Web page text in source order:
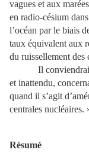
vagues et aux
en radio-césium
l’océan par le biais
taux équivalent aux
du ruissellement des
Il conviendrait de
et inattendu,
quand il s’agit
centrales nucléaires.
Résumé